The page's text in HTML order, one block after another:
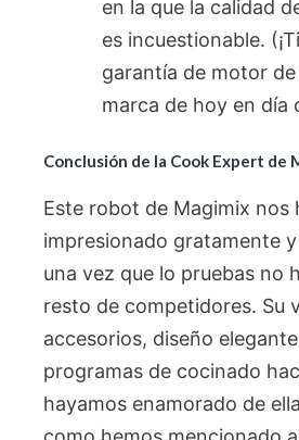
en la que la calidad
es incuestionable.
garantía de motor
marca de hoy en día
Conclusión de la Cook Expert de
Este robot de Magimix nos
impresionado gratamente
una vez que lo pruebas no
resto de competidores. Su
accesorios, diseño
programas de cocinado
hayamos enamorado de